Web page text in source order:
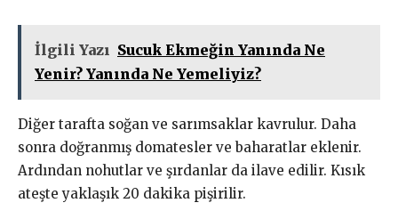
İlgili Yazı Sucuk Ekmeğin Yanında Ne
Yenir? Yanında Ne Yemeliyiz?
Diğer tarafta soğan ve sarımsaklar kavrulur. Daha
sonra doğranmış domatesler ve baharatlar eklenir.
Ardından nohutlar ve şırdanlar da ilave edilir. Kısık
ateşte yaklaşık 20 dakika pişirilir.